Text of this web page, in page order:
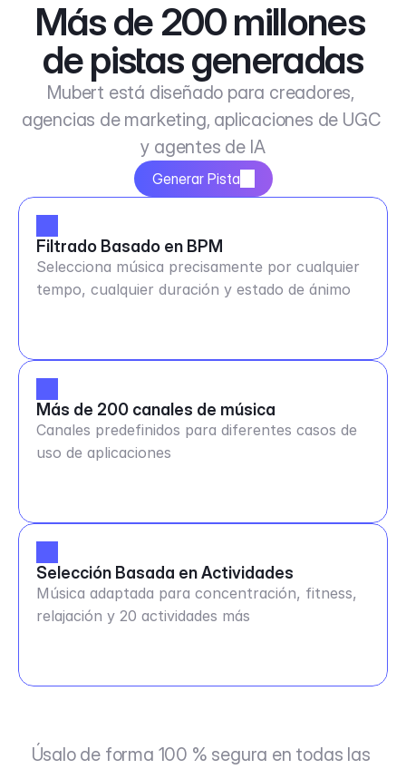
Más de 200 millones
de pistas generadas
Mubert está diseñado para creadores,
agencias de marketing, aplicaciones de UGC
y agentes de IA
Generar Pista
Filtrado Basado en BPM
Selecciona música precisamente por cualquier
tempo, cualquier duración y estado de ánimo
Más de 200 canales de música
Canales predefinidos para diferentes casos de
uso de aplicaciones
Selección Basada en Actividades
Música adaptada para concentración, fitness,
relajación y 20 actividades más
Úsalo de forma 100 % segura en todas las